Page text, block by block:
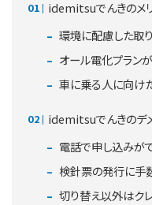
idemitsuでんきのメ
環境に配慮した取
オール電化プラン
車に乗る人に向け
idemitsuでんきのデ
電話で申し込みが
検針票の発行に手
切り替え以外はク